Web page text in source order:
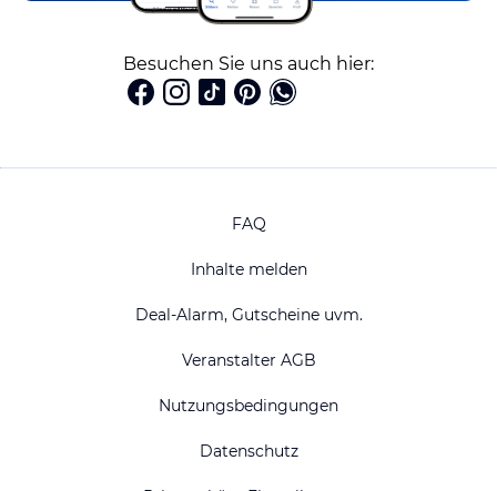
Besuchen Sie uns auch hier:
FAQ
Inhalte melden
Deal-Alarm, Gutscheine uvm.
Veranstalter AGB
Nutzungsbedingungen
Datenschutz